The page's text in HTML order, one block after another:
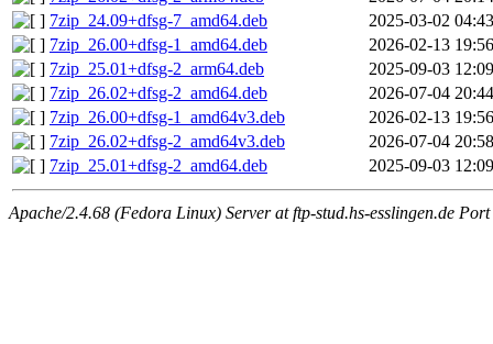
7zip_24.09+dfsg-7_amd64.deb
2025-03-02 04:43
7zip_26.00+dfsg-1_amd64.deb
2026-02-13 19:56
7zip_25.01+dfsg-2_arm64.deb
2025-09-03 12:09
7zip_26.02+dfsg-2_amd64.deb
2026-07-04 20:44
7zip_26.00+dfsg-1_amd64v3.deb
2026-02-13 19:56
7zip_26.02+dfsg-2_amd64v3.deb
2026-07-04 20:58
7zip_25.01+dfsg-2_amd64.deb
2025-09-03 12:09
Apache/2.4.68 (Fedora Linux) Server at ftp-stud.hs-esslingen.de